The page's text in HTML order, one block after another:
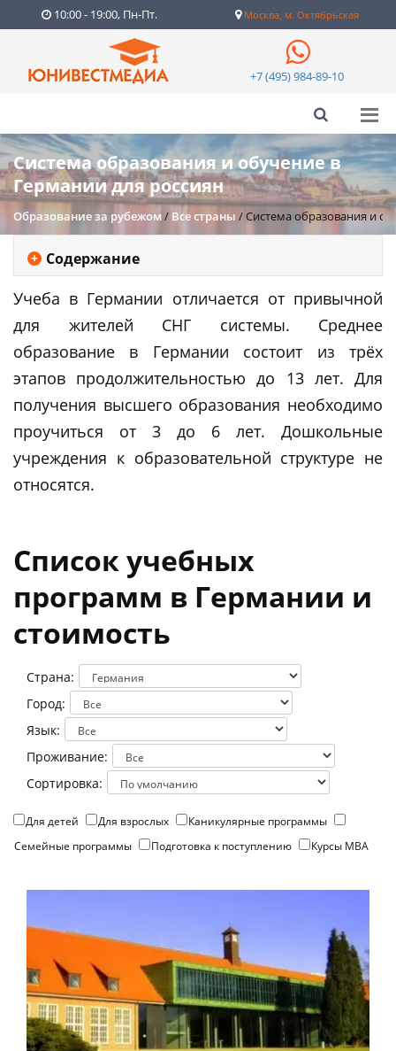
10:00 - 19:00, Пн-Пт. Москва, м. Октябрьская
+7 (495) 984-89-10
Система образования и обучение в
Германии для россиян
Образование за рубежом / Все страны /Система образования и
Содержание
Учеба в Германии отличается от привычной
для жителей СНГ системы. Среднее
образование в Германии состоит из трёх
этапов продолжительностью до 13 лет. Для
получения высшего образования необходимо
проучиться от 3 до 6 лет. Дошкольные
учреждения к образовательной структуре не
относятся.
Список учебных
программ в Германии и
стоимость
Страна:
Город:
Язык:
Проживание:
Сортировка:
Для детей Для взрослых
Каникулярные программы
Семейные программы
Подготовка к поступлению Курсы МВА